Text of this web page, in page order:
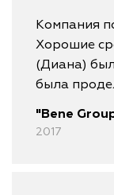
Компания
Хорошие
(Диана)
была
"Bene
2017